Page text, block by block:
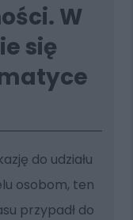
W
się
do udziału
osobom, ten
przypadł do